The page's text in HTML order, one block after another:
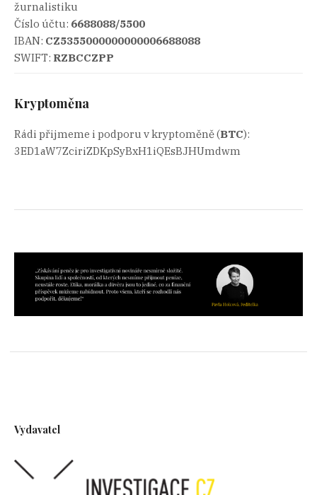
žurnalistiku
Číslo účtu: 6688088/5500
IBAN: CZ5355000000000006688088
SWIFT: RZBCCZPP
Kryptoměna
Rádi přijmeme i podporu v kryptoměně (BTC):
3ED1aW7ZciriZDKpSyBxH1iQEsBJHUmdwm
Vydavatel